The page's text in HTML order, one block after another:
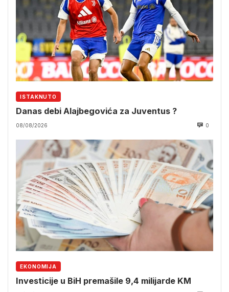
ISTAKNUTO
Danas debi Alajbegovića za Juventus ?
08/08/2026 0
EKONOMIJA
Investicije u BiH premašile 9,4 milijarde KM